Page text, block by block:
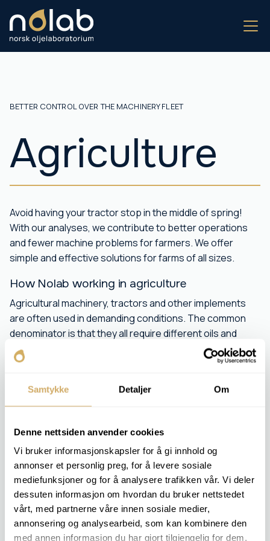
Samtykke Detaljer Om
Denne nettsiden anvender cookies
Vi bruker informasjonskapsler for å gi innhold og
annonser et personlig preg, for å levere sosiale
mediefunksjoner og for å analysere trafikken vår. Vi deler
dessuten informasjon om hvordan du bruker nettstedet
vårt, med partnerne våre innen sosiale medier,
annonsering og analysearbeid, som kan kombinere den
med annen informasjon du har gjort tilgjengelig for dem,
BETTER CONTROL OVER THE MACHINERY FLEET
Agriculture
Avoid having your tractor stop in the middle of spring!
With our analyses, we contribute to better operations
and fewer machine problems for farmers. We offer
simple and effective solutions for farms of all sizes.
How Nolab working in agriculture
Agricultural machinery, tractors and other implements
are often used in demanding conditions. The common
denominator is that they all require different oils and
lubricants. We offer oil, grease and coolant analyses to
ensure optimal performance and reduce the need for
Early warning of wear
Longer life of tractors, combine harvesters and other
equipment
RELEVANT COMPONENTS